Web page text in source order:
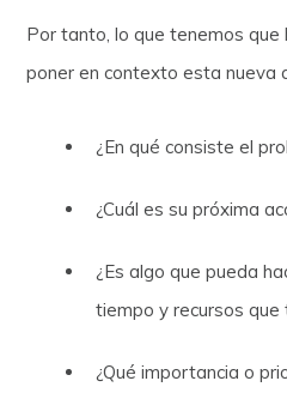
Por tanto, lo que tenemos que
poner en contexto esta nueva
¿En qué consiste el
¿Cuál es su próxima
¿Es algo que pueda
tiempo y recursos que
¿Qué importancia o